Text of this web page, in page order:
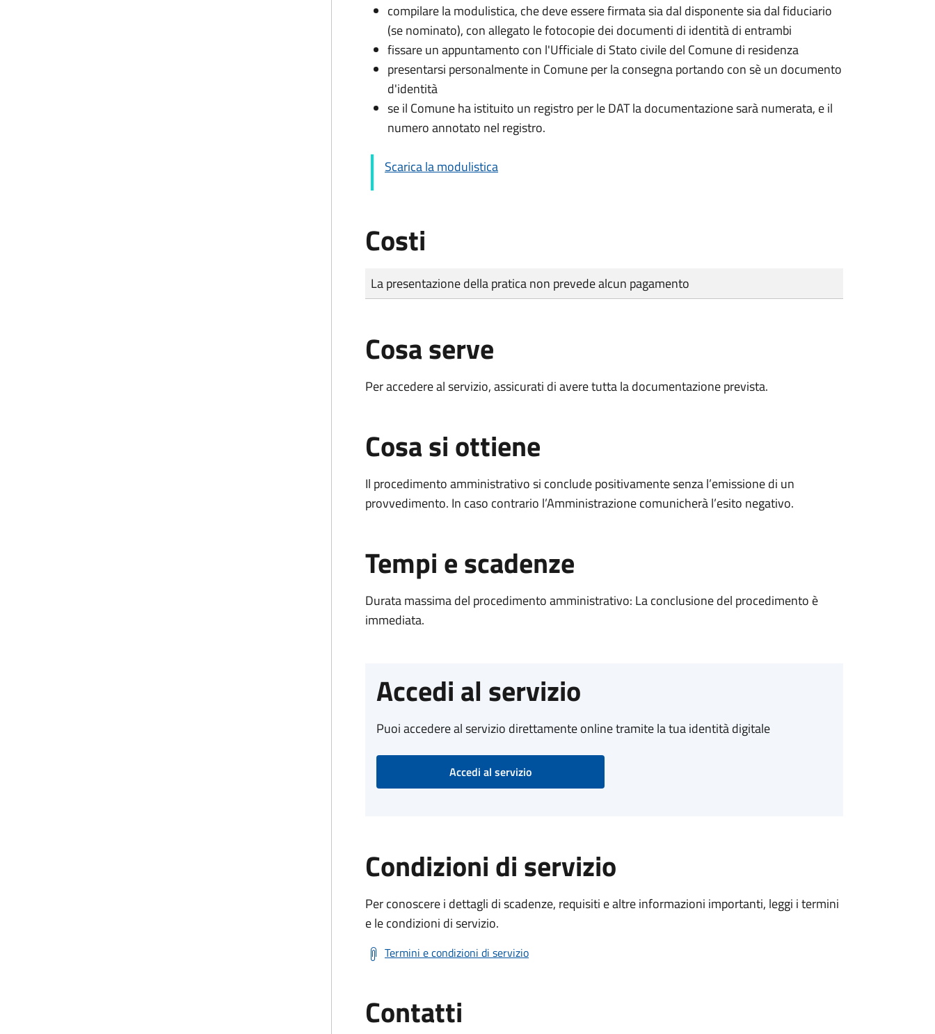
compilare la modulistica, che deve essere firmata sia dal disponente sia dal fiduciario
(se nominato), con allegato le fotocopie dei documenti di identità di entrambi
fissare un appuntamento con l'Ufficiale di Stato civile del Comune di residenza
presentarsi personalmente in Comune per la consegna portando con sè un documento
d'identità
se il Comune ha istituito un registro per le DAT la documentazione sarà numerata, e il
numero annotato nel registro.
Scarica la modulistica
Costi
Tipo di pagamento
Importo
La presentazione della pratica non prevede alcun pagamento
Cosa serve
Per accedere al servizio, assicurati di avere tutta la documentazione prevista.
Cosa si ottiene
Il procedimento amministrativo si conclude positivamente senza l’emissione di un
provvedimento. In caso contrario l’Amministrazione comunicherà l’esito negativo.
Tempi e scadenze
Durata massima del procedimento amministrativo: La conclusione del procedimento è
immediata.
Accedi al servizio
Puoi accedere al servizio direttamente online tramite la tua identità digitale
Accedi al servizio
Condizioni di servizio
Per conoscere i dettagli di scadenze, requisiti e altre informazioni importanti, leggi i termini
e le condizioni di servizio.
Termini e condizioni di servizio
Contatti